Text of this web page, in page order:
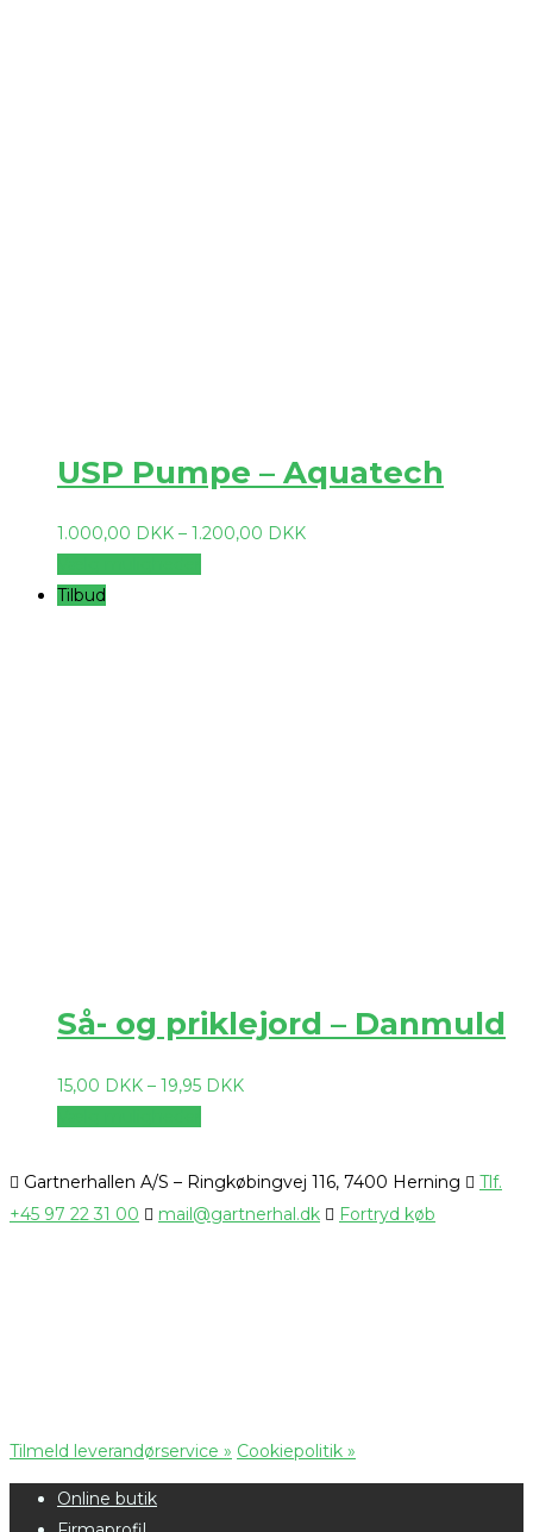
USP Pumpe – Aquatech
1.000,00 DKK – 1.200,00 DKK
Tilbud
Så- og priklejord – Danmuld
15,00 DKK – 19,95 DKK
Gartnerhallen A/S – Ringkøbingvej 116, 7400 Herning
Tlf.
+45 97 22 31 00
mail@gartnerhal.dk Fortryd køb
Tilmeld leverandørservice » Cookiepolitik »
Online butik